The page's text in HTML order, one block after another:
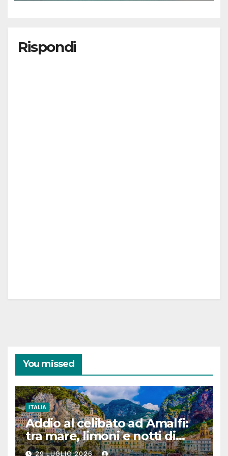
Rispondi
You missed
ITALIA
Addio al celibato ad Amalfi:
tra mare, limoni e notti di
festa in Costiera Amalfitana
29 LUGLIO 2026